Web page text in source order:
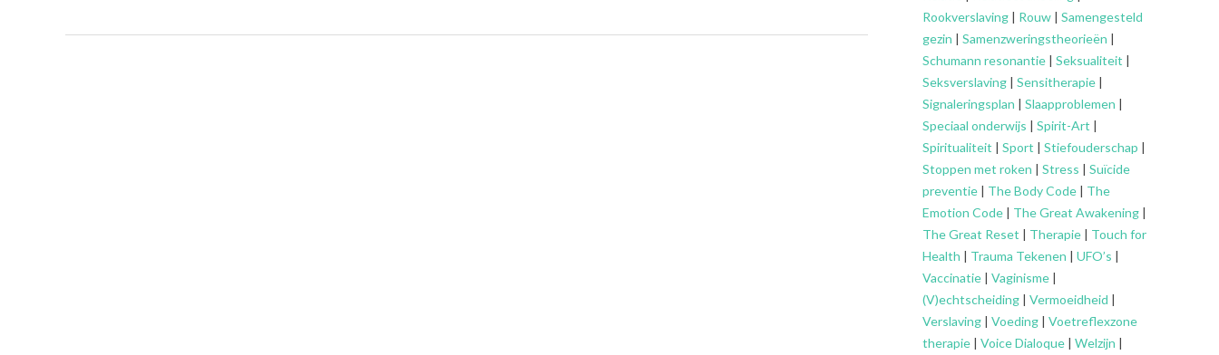
Rookverslaving | Rouw | Samengesteld
gezin | Samenzweringstheorieën |
Schumann resonantie | Seksualiteit |
Seksverslaving | Sensitherapie |
Signaleringsplan | Slaapproblemen |
Speciaal onderwijs | Spirit-Art |
Spiritualiteit | Sport | Stiefouderschap |
Stoppen met roken | Stress | Suïcide
preventie | The Body Code | The
Emotion Code | The Great Awakening |
The Great Reset | Therapie | Touch for
Health | Trauma Tekenen | UFO’s |
Vaccinatie | Vaginisme |
(V)echtscheiding | Vermoeidheid |
Verslaving | Voeding | Voetreflexzone
therapie | Voice Dialoque | Welzijn |